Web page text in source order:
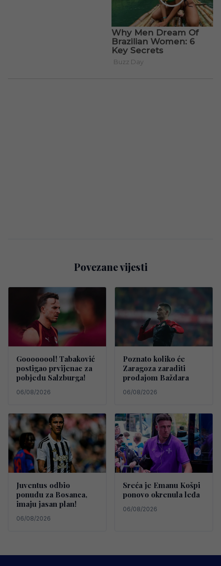
Povezane vijesti
Goooooool! Tabaković
postigao prvijenac za
pobjedu Salzburga!
06/08/2026
Poznato koliko će
Zaragoza zaraditi
prodajom Baždara
06/08/2026
Juventus odbio
ponudu za Bosanca,
imaju jasan plan!
06/08/2026
Sreća je Emanu Košpi
ponovo okrenula leđa
06/08/2026